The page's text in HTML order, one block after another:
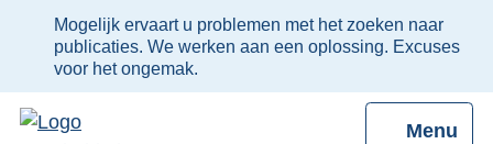
Ter
informatie:
Mogelijk ervaart u problemen met het zoeken naar
publicaties. We werken aan een oplossing. Excuses
voor het ongemak.
Menu